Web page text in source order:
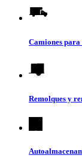
Camiones para
Remolques y